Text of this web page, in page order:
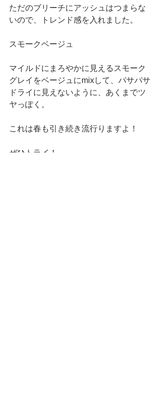
ただのブリーチにアッシュはつまらな
いので、トレンド感を入れました。
スモークベージュ
マイルドにまろやかに見えるスモーク
グレイをベージュにmixして、パサパサ
ドライに見えないように、あくまでツ
ヤっぽく。
これは春も引き続き流行りますよ！
ぜひトライ！